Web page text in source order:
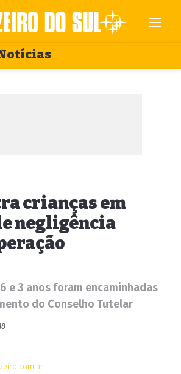
crianças em
negligência
e 3 anos foram encaminhadas
do Conselho Tutelar